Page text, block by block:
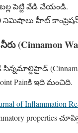
పెట్టి వేడి చేయండి.
నిమిషాలు హీట్
(Cinnamon
Painకి ఇది మంచిది.
of Inflammation
properties